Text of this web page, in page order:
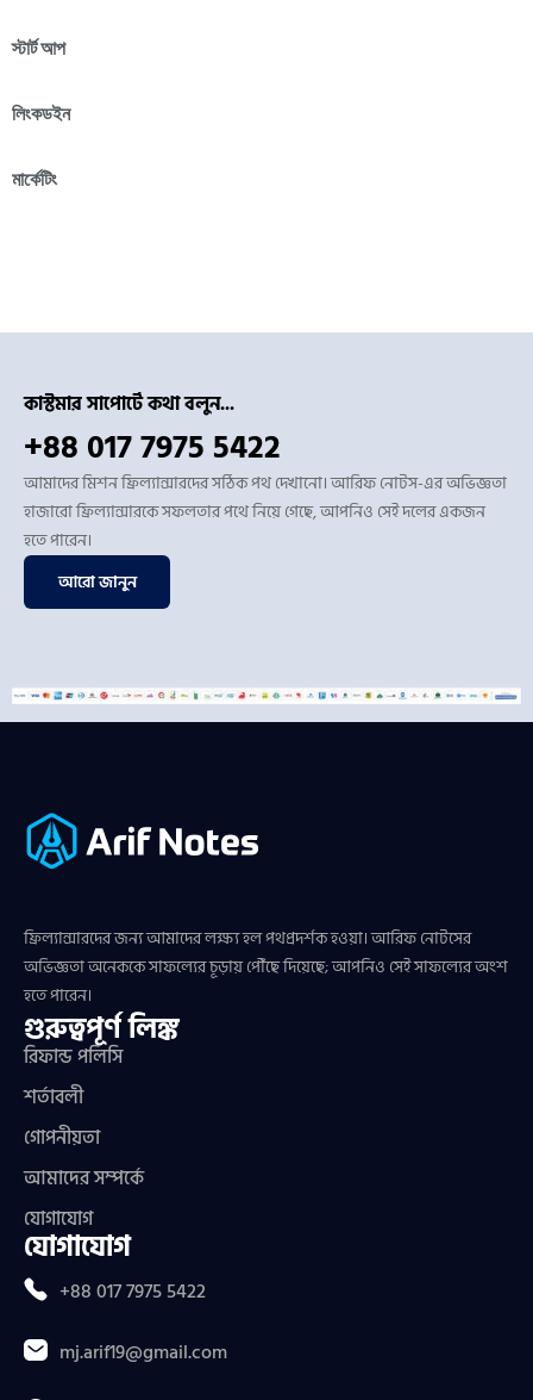
স্টার্ট আপ
লিংকডইন
মার্কেটিং
কাস্টমার সাপোর্টে কথা বলুন...
+88 017 7975 5422
আমাদের মিশন ফ্রিল্যান্সারদের সঠিক পথ দেখানো। আরিফ নোটস-এর অভিজ্ঞতা
হাজারো ফ্রিল্যান্সারকে সফলতার পথে নিয়ে গেছে, আপনিও সেই দলের একজন
হতে পারেন।
আরো জানুন
ফ্রিল্যান্সারদের জন্য আমাদের লক্ষ্য হল পথপ্রদর্শক হওয়া। আরিফ নোটসের
অভিজ্ঞতা অনেককে সাফল্যের চূড়ায় পৌঁছে দিয়েছে; আপনিও সেই সাফল্যের অংশ
হতে পারেন।
গুরুত্বপূর্ণ লিঙ্ক
রিফান্ড পলিসি
শর্তাবলী
গোপনীয়তা
আমাদের সম্পর্কে
যোগাযোগ
যোগাযোগ
+88 017 7975 5422
mj.arif19@gmail.com